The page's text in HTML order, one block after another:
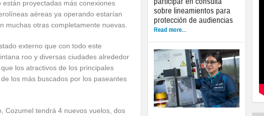
proyectadas más conexiones
aéreas ya operando estarían
muchas otras completamente nuevas.
externo que con todo este
roo y diversas ciudades alrededor
los atractivos de los principales
los más buscados por los paseantes
Cozumel tendrá 4 nuevos vuelos, dos
sobre lineamientos para
protección de audiencias
Read more...